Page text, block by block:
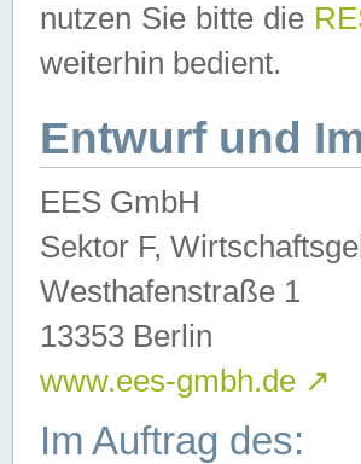
nutzen Sie bitte die
weiterhin bedient.
Entwurf und
EES GmbH
Sektor F,
Westhafenstraße 1
13353 Berlin
www.ees-gmbh.de ↗
Im Auftrag des: